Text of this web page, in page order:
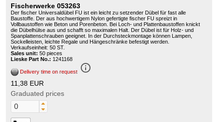
Fischerwerke 053263
Der fischer Universaldübel FU ist ein leicht zu setzender Dübel für fast alle
Baustoffe. Der aus hochwertigem Nylon gefertigte fischer FU spreizt in
Vollbaustoffen wie Beton und Porenbeton. Bei Loch- und Plattenbaustoffen knickt
die Dübelhülse aus und schafft so maximalen Halt. Der Dübel ist für Holz- und
Spanplattenschrauben geeignet. In der Durchsteckmontage können Lampen,
Sockelleisten, leichte Regale und Hängeschränke befestigt werden.
Verkaufseinheit: 50 ST.
Sales unit: 50 pieces
Lieske Part No.: 1241168
Delivery time on request info_outline
11,38 EUR
Graduated prices